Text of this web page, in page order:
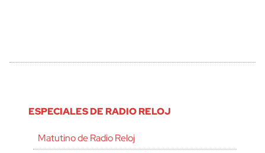
ESPECIALES DE RADIO RELOJ
Matutino de Radio Reloj